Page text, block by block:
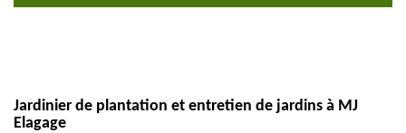
Jardinier de plantation et entretien de jardins à MJ
Elagage